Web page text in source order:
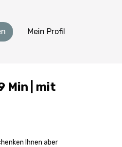
Mein Profil
Min | mit
Ihnen aber